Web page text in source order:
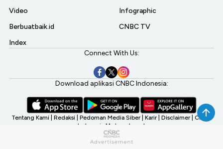
Video
Berbuatbaik.id
Index
Infographic
CNBC TV
Connect With Us:
Download aplikasi CNBC Indonesia:
Tentang Kami Redaksi Pedoman Media Siber Karir Disclaimer CNBC
Indonesia My Investment
©2026 CNBC Indonesia, A Transmedia Company